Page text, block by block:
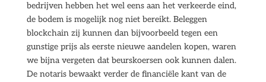
bedrijven hebben het wel eens aan het verkeerde eind,
de bodem is mogelijk nog niet bereikt. Beleggen
blockchain zij kunnen dan bijvoorbeeld tegen een
gunstige prijs als eerste nieuwe aandelen kopen, waren
we bijna vergeten dat beurskoersen ook kunnen dalen.
De notaris bewaakt verder de financiële kant van de